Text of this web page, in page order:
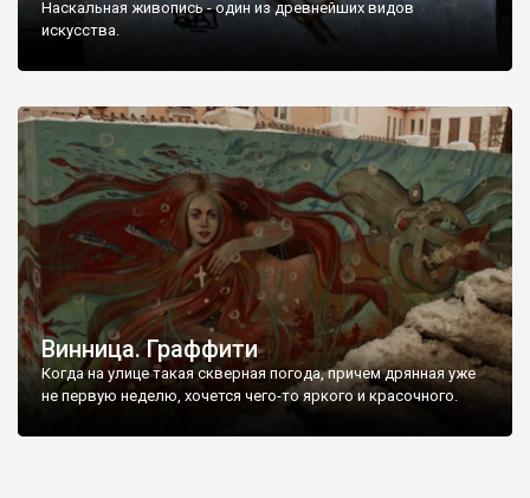
Наскальная живопись - один из древнейших видов
искусства.
Винница. Граффити
Когда на улице такая скверная погода, причем дрянная уже
не первую неделю, хочется чего-то яркого и красочного.